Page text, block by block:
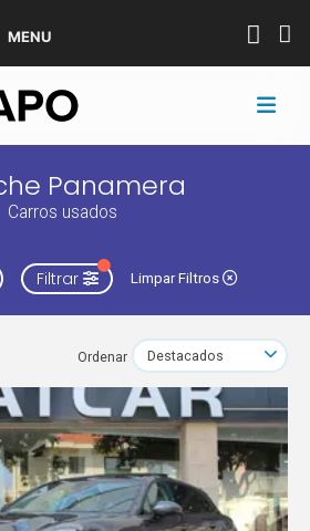
MENU
Panamera
Carros usados
Filtrar Limpar Filtros
Ordenar